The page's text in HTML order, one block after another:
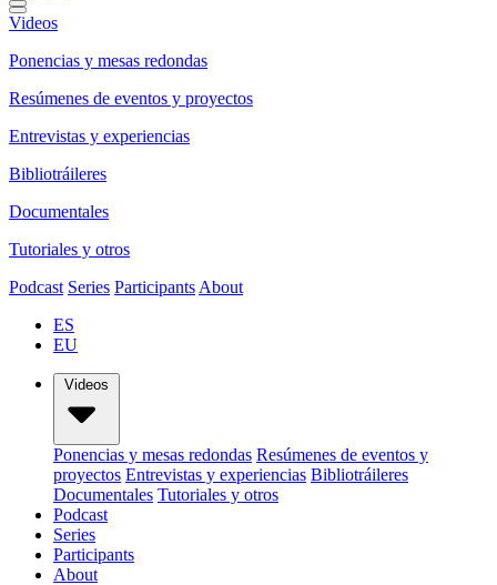
Videos
Ponencias y mesas redondas
Resúmenes de eventos y proyectos
Entrevistas y experiencias
Bibliotráileres
Documentales
Tutoriales y otros
Podcast Series Participants About
ES
EU
Videos
Ponencias y mesas redondas Resúmenes de eventos y
proyectos Entrevistas y experiencias Bibliotráileres
Documentales Tutoriales y otros
Podcast
Series
Participants
About